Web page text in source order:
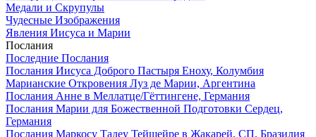
Медали и Скрупулы
Чудесные Изображения
Явления Иисуса и Марии
Послания
Последние Послания
Послания Иисуса Доброго Пастыря Еноху, Колумбия
Марианские Откровения Луз де Марии, Аргентина
Послания Анне в Меллатце/Гёттингене, Германия
Послания Марии для Божественной Подготовки Сердец,
Германия
Послания Маркосу Тадеу Тейшейре в Жакарей, СП, Бразилия